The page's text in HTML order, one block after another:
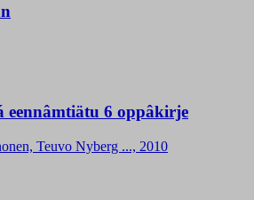
eennâmtiätu 6 oppâkirje
Teuvo Nyberg ..., 2010